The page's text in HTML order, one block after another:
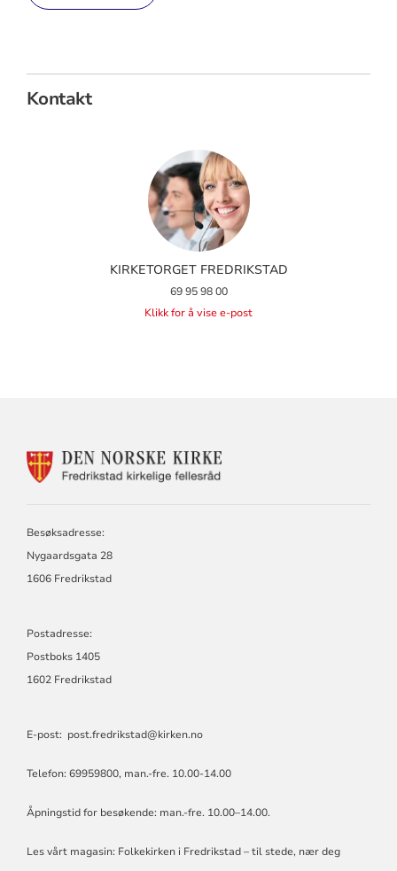
Kontakt
KIRKETORGET FREDRIKSTAD
69 95 98 00
Klikk for å vise e-post
KONTAKTINFORMASJON
FOR
Besøksadresse:
Nygaardsgata 28
1606 Fredrikstad
Postadresse:
Postboks 1405
1602 Fredrikstad
E-post: post.fredrikstad@kirken.no
Telefon: 69959800, man.-fre. 10.00-14.00
Åpningstid for besøkende: man.-fre. 10.00–14.00.
Les vårt magasin: Folkekirken i Fredrikstad – til stede, nær deg